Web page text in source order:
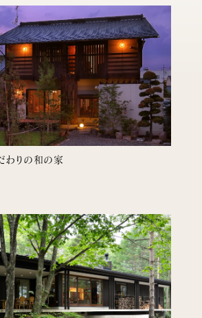
〒380-0961
長野市安茂里小市2-19-2
わりの和の家